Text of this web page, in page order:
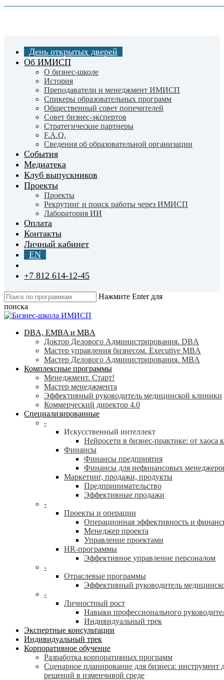
Skip
День открытых дверей
Об ИМИСП
О бизнес-школе
История
Преподаватели и менеджмент ИМИСП
Спикеры образовательных программ
Общественный совет попечителей
Совет бизнес-экспертов
Cтратегические партнеры
F.A.Q.
Сведения об образовательной организации
События
Медиатека
Клуб выпускников
Проекты
Проекты
Рекрутинг и поиск работы через ИМИСП
Лаборатория ИИ
Оплата
Контакты
Личный кабинет
EN
+7 812 614-12-45
Нажмите Enter для
поиска
Close
search
Menu
DBA, EMBA и MBA
Доктор Делового Администрирования. DBA
Мастер управления бизнесом. Executive MBA
Мастер Делового Администрирования. MBA
Комплексные программы
Менеджмент. Старт!
Мастер менеджмента
Эффективный руководитель медицинской клиники
Коммерческий директор 4.0
Специализированные
-
Искусственный интеллект
Нейросети в бизнес-практике: от хаоса
Финансы
Финансы предприятия
Финансы для нефинансовых
Маркетинг, продажи, продукты
Предпринимательство
Эффективные продажи
-
Проекты и операции
Операционная эффективность и
Менеджер проекта
Управление проектами
HR-программы
Эффективное управление персоналом
-
Отраслевые программы
Эффективный руководитель
-
Личностный рост
Навыки профессионального
Индивидуальный трек
Экспертные консультации
Индивидуальный трек
Корпоративное обучение
Разработка корпоративных программ
Сценарное планирование для бизнеса: инструмент
решений в изменчивой среде